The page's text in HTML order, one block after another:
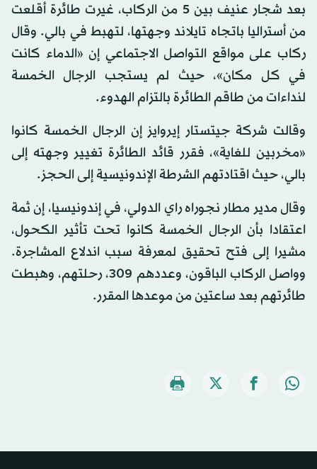
بعد شجار عنيف بين 5 من الركاب، غيرت طائرة أقلعت
من أستراليا باتجاه تايلاند وجهتها، لتهبط في بالي. وقال
ركاب على مواقع التواصل الاجتماعي إن «الدماء كانت
في كل مكان»، حيث لم يستجب الرجال الخمسة
لنداءات من طاقم الطائرة بالتزام الهدوء.
وقالت شركة جيتستار إيروايز إن الرجال الخمسة كانوا
«مخربين للغاية»، فقرر قائد الطائرة تغيير وجهته إلى
بالي، حيث اقتادتهم الشرطة الإندونيسية إلى الحجز.
وقال مدير مطار نجوراه راي الدولي، في إندونيسيا، إن ثمة
اعتقادا بأن الرجال الخمسة كانوا تحت تأثير الكحول،
مشيرا إلى فتح تحقيق لمعرفة سبب اندلاع المشاجرة.
وواصل الركاب الباقون، وعددهم 309، رحلتهم، وهبطت
طائرتهم بعد ساعتين من موعدها المقرر.